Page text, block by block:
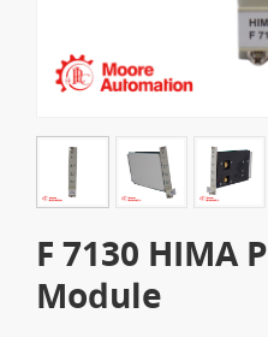
F 7130 HIMA
Module